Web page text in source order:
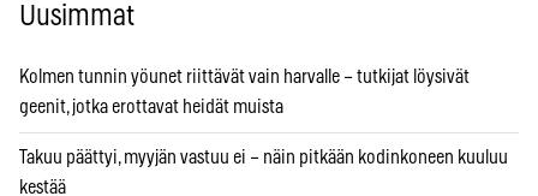
Uusimmat
Kolmen tunnin yöunet riittävät vain harvalle – tutkijat löysivät
geenit, jotka erottavat heidät muista
Takuu päättyi, myyjän vastuu ei – näin pitkään kodinkoneen kuuluu
kestää